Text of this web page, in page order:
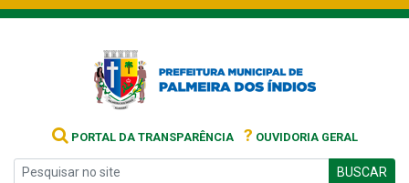
PORTAL DA TRANSPARÊNCIA ? OUVIDORIA GERAL
BUSCAR